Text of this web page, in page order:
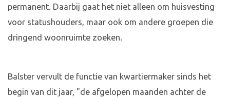
permanent. Daarbij gaat het niet alleen om huisvesting
voor statushouders, maar ook om andere groepen die
dringend woonruimte zoeken.
Balster vervult de functie van kwartiermaker sinds het
begin van dit jaar, "de afgelopen maanden achter de